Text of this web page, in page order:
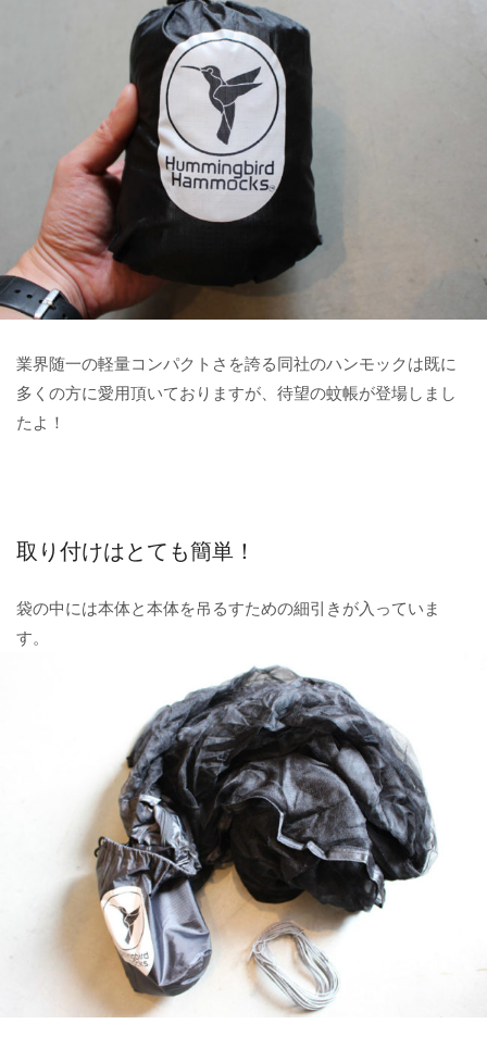
業界随一の軽量コンパクトさを誇る同社のハンモックは既に
多くの方に愛用頂いておりますが、待望の蚊帳が登場しまし
たよ！
取り付けはとても簡単！
袋の中には本体と本体を吊るすための細引きが入っていま
す。